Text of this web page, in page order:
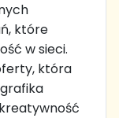
które
w sieci.
która